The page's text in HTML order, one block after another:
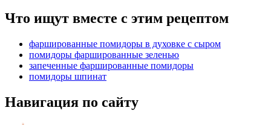
Что ищут вместе с этим рецептом
фаршированные помидоры в духовке с сыром
помидоры фаршированные зеленью
запеченные фаршированные помидоры
помидоры шпинат
Навигация по сайту